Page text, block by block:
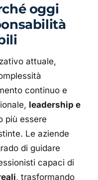
oggi
attuale,
continuo e
leadership e
più essere
Le aziende
di guidare
capaci di
, trasformando